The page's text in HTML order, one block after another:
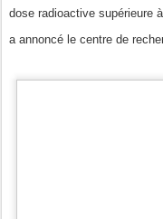
dose radioactive supérieure
a annoncé le centre de